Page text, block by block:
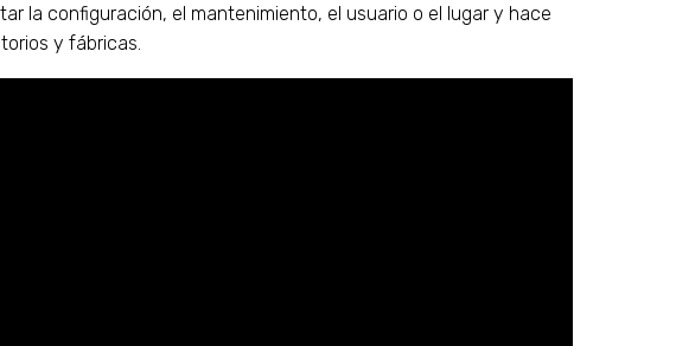
la configuración, el mantenimiento, el usuario o el lugar y hace
y fábricas.